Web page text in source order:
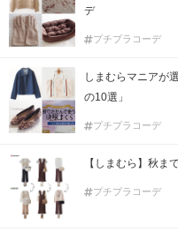
デ
プチプラコーデ
しまむらマニアが
の10選」
プチプラコーデ
【しまむら】秋ま
プチプラコーデ